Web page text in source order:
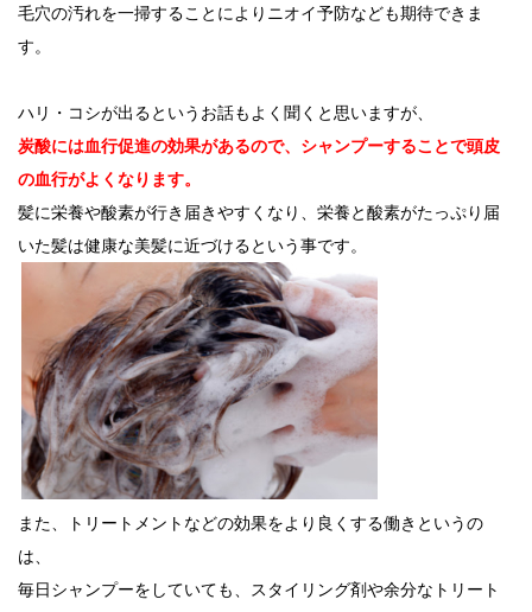
毛穴の汚れを一掃することによりニオイ予防なども期待できま
す。
ハリ・コシが出るというお話もよく聞くと思いますが、
炭酸には血行促進の効果があるので、シャンプーすることで頭皮
の血行がよくなります。
髪に栄養や酸素が行き届きやすくなり、栄養と酸素がたっぷり届
いた髪は健康な美髪に近づけるという事です。
また、トリートメントなどの効果をより良くする働きというの
は、
毎日シャンプーをしていても、スタイリング剤や余分なトリート